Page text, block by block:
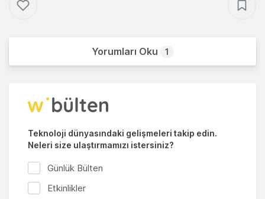
Yorumları Oku 1
Teknoloji dünyasındaki gelişmeleri takip edin.
Neleri size ulaştırmamızı istersiniz?
Günlük Bülten
Etkinlikler